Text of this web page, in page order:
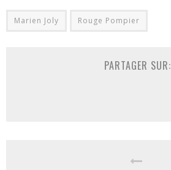
Marien Joly Rouge Pompier
PARTAGER SUR: